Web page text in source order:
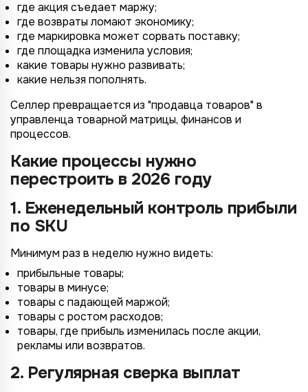
где акция съедает маржу;
где возвраты ломают экономику;
где маркировка может сорвать поставку;
где площадка изменила условия;
какие товары нужно развивать;
какие нельзя пополнять.
Селлер превращается из "продавца товаров" в
управленца товарной матрицы, финансов и
процессов.
Какие процессы нужно
перестроить в 2026 году
1. Еженедельный контроль прибыли
по SKU
Минимум раз в неделю нужно видеть:
прибыльные товары;
товары в минусе;
товары с падающей маржой;
товары с ростом расходов;
товары, где прибыль изменилась после акции,
рекламы или возвратов.
2. Регулярная сверка выплат